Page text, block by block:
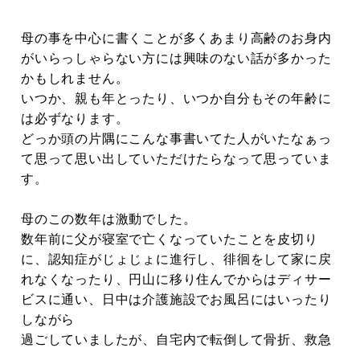
母の事を中心に書くことが多くあまり高齢のお身内
がいらっしゃらない方には興味のない話が多かった
かもしれません。
いつか、親も年とったり、いつか自分もその年齢に
は必ずなります。
どっか頭の片隅にこんな事書いてた人がいたなぁっ
て思って思い出していただけたらなって思っていま
す。
母のこの数年は激動でした。
数年前に父が寝室で亡くなっていたことを皮切り
に、認知症がじょじょに進行し、徘徊をして家に戻
れなくなったり、円山に移り住んでからはディサー
ビスに通い、日中は介護施設でお風呂にはいったり
しながら
過ごしていましたが、自宅内で転倒して骨折、救急